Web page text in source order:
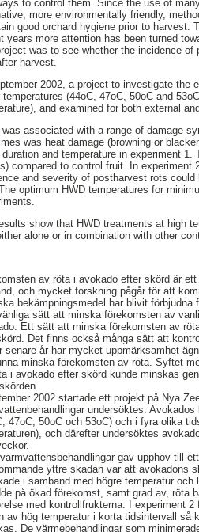
to control them. Since the use of
more environmentally friendly,
good orchard hygiene prior to harvest.
years more attention has been turned
was to see whether the incidence
harvest.
2002, a project to investigate the
temperatures (44oC, 47oC, 50oC and
and examined for both external
was associated with a range of damage
was heat damage (browning or
duration and temperature in experiment
compared to control fruit. In experiment
and severity of postharvest rots
optimum HWD temperatures for
show that HWD treatments at high
alone or in combination with other
av röta i avokado efter skörd är
och mycket forskning pågår för att
bekämpningsmedel har blivit
sätt att minska förekomsten av
Ett sätt att minska förekomsten av
Det finns också många sätt att
senare år har mycket uppmärksamhet
minska förekomsten av röta. Syftet
i avokado efter skörd kunde minskas
2002 startade ett projekt på Nya
undersöktes.
47oC, 50oC och 53oC) och i fyra olika
och därefter undersöktes
gav upphov till
yttre skadan var att avokadons
i samband med högre temperatur
på ökad förekomst, samt grad av, röta
med kontrollfrukterna. I experiment
av hög temperatur i korta tidsintervall så
De värmebehandlingar som